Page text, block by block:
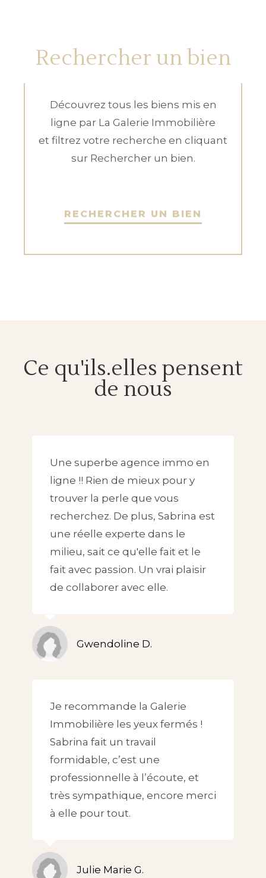
Rechercher un bien
Découvrez tous les biens mis en
ligne par La Galerie Immobilière
et filtrez votre recherche en cliquant
sur Rechercher un bien.
RECHERCHER UN BIEN
Ce qu'ils.elles pensent
de nous
Une superbe agence immo en
ligne !! Rien de mieux pour y
trouver la perle que vous
recherchez. De plus, Sabrina est
une réelle experte dans le
milieu, sait ce qu'elle fait et le
fait avec passion. Un vrai plaisir
de collaborer avec elle.
Gwendoline D.
Je recommande la Galerie
Immobilière les yeux fermés !
Sabrina fait un travail
formidable, c’est une
professionnelle à l’écoute, et
très sympathique, encore merci
à elle pour tout.
Julie Marie G.